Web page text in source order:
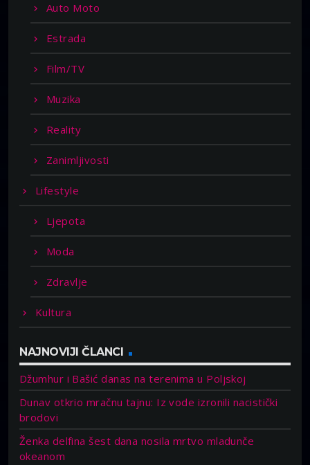
Auto Moto
Estrada
Film/TV
Muzika
Reality
Zanimljivosti
Lifestyle
Ljepota
Moda
Zdravlje
Kultura
NAJNOVIJI ČLANCI
Džumhur i Bašić danas na terenima u Poljskoj
Dunav otkrio mračnu tajnu: Iz vode izronili nacistički
brodovi
Ženka delfina šest dana nosila mrtvo mladunče
okeanom